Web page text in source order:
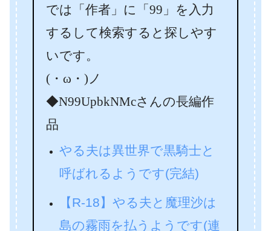
では「作者」に「99」を入力
するして検索すると探しやす
いです。
(・ω・)ノ
◆N99UpbkNMcさんの長編作
品
やる夫は異世界で黒騎士と
呼ばれるようです(完結)
【R-18】やる夫と魔理沙は
島の霧雨を払うようです(連